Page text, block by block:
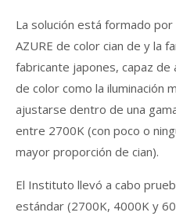
La solución está formado por
AZURE de color cian de y la
fabricante japones, capaz
de color como la iluminación
ajustarse dentro de una
entre 2700K (con poco o
mayor proporción de cian).
El Instituto llevó a cabo
estándar (2700K, 4000K y